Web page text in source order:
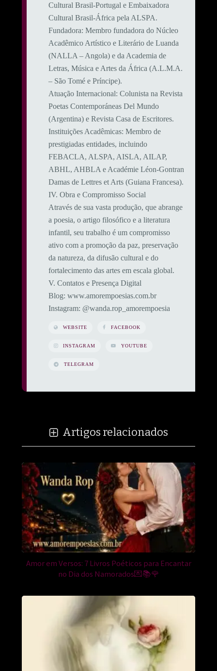
Cultural Brasil-Portugal e Embaixadora
Cultural Brasil-África pela ALSPA.
​Fundadora: Membro fundadora do Núcleo
Acadêmico Artístico e Literário de Luanda
(NALLA – Angola) e da Academia de
Letras, Música e Artes da África (A.L.M.A.
– São Tomé e Príncipe).
​Atuação Internacional: Colunista na Revista
Poetas Contemporáneas Del Mundo
(Argentina) e Revista Casa de Escritores.
​Instituições Acadêmicas: Membro de
prestigiadas entidades, incluindo
FEBACLA, ALSPA, AISLA, AILAP,
ABHL, AHBLA e Académie Léon-Gontran
Damas de Lettres et Arts (Guiana Francesa).
​IV. Obra e Compromisso Social
​Através de sua vasta produção, que abrange
a poesia, o artigo filosófico e a literatura
infantil, seu trabalho é um compromisso
ativo com a promoção da paz, preservação
da natureza, da difusão cultural e do
fortalecimento das artes em escala global.
​V. Contatos e Presença Digital
​Blog: www.amorempoesias.com.br
​Instagram: @wanda.rop_amorempoesia
WEBSITE FACEBOOK
INSTAGRAM YOUTUBE
TELEGRAM
Artigos relacionados
Amor em Versos: 7 Livros Poéticos para Encantar
no Dia dos Namorados💌📚🌹